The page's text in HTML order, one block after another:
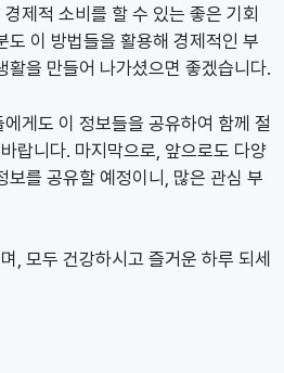
제적 소비를 할 수 있는 좋은 기회
도 이 방법들을 활용해 경제적인 부
활을 만들어 나가셨으면 좋겠습니다.
게도 이 정보들을 공유하여 함께 절
랍니다. 마지막으로, 앞으로도 다양
보를 공유할 예정이니, 많은 관심 부
, 모두 건강하시고 즐거운 하루 되세